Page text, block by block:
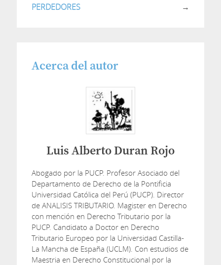
PERDEDORES
→
Acerca del autor
Luis Alberto Duran Rojo
Abogado por la PUCP. Profesor Asociado del
Departamento de Derecho de la Pontificia
Universidad Católica del Perú (PUCP). Director
de ANALISIS TRIBUTARIO. Magister en Derecho
con mención en Derecho Tributario por la
PUCP. Candidato a Doctor en Derecho
Tributario Europeo por la Universidad Castilla-
La Mancha de España (UCLM). Con estudios de
Maestria en Derecho Constitucional por la